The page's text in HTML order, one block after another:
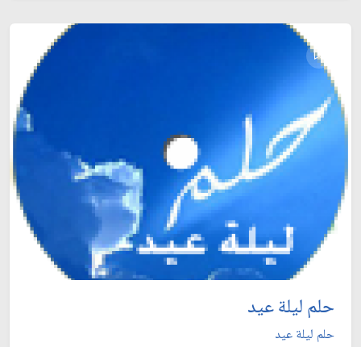
حلم ليلة عيد
حلم ليلة عيد